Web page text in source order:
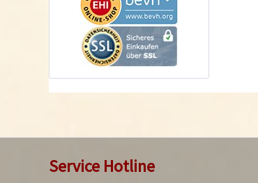
Service Hotline